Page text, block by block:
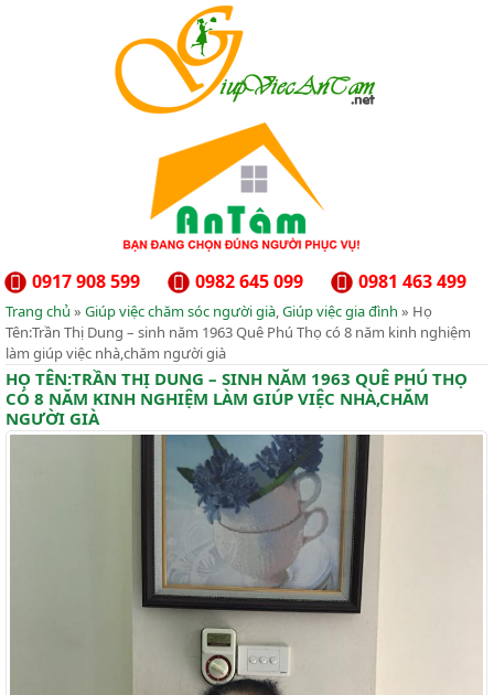
0981 463 499
0982 645 099
0917 908 599
Trang chủ » Giúp việc chăm sóc người già,Giúp việc gia đình » Họ
Tên:Trần Thị Dung – sinh năm 1963 Quê Phú Thọ có 8 năm kinh nghiệm
làm giúp việc nhà,chăm người già
HỌ TÊN:TRẦN THỊ DUNG – SINH NĂM 1963 QUÊ PHÚ THỌ
CÓ 8 NĂM KINH NGHIỆM LÀM GIÚP VIỆC NHÀ,CHĂM
NGƯỜI GIÀ